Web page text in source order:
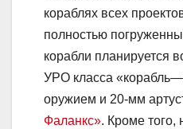
кораблях всех
полностью
корабли планируется
УРО класса
оружием и 20-мм
Фаланкс». Кроме того,